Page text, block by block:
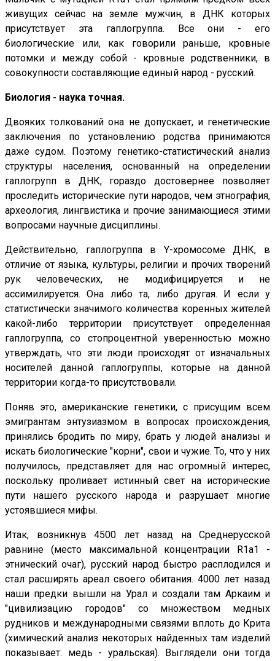
живущих сейчас на земле мужчин, в ДНК которых
присутствует эта гаплогруппа. Все они - его
биологические или, как говорили раньше, кровные
потомки и между собой - кровные родственники, в
совокупности составляющие единый народ - русский.
Биология - наука точная.
Двояких толкований она не допускает, и генетические
заключения по установлению родства принимаются
даже судом. Поэтому генетико-статистический анализ
структуры населения, основанный на определении
гаплогрупп в ДНК, гораздо достовернее позволяет
проследить исторические пути народов, чем этнография,
археология, лингвистика и прочие занимающиеся этими
вопросами научные дисциплины.
Действительно, гаплогруппа в Y-хромосоме ДНК, в
отличие от языка, культуры, религии и прочих творений
рук человеческих, не модифицируется и не
ассимилируется. Она либо та, либо другая. И если у
статистически значимого количества коренных жителей
какой-либо территории присутствует определенная
гаплогруппа, со стопроцентной уверенностью можно
утверждать, что эти люди происходят от изначальных
носителей данной гаплогруппы, которые на данной
территории когда-то присутствовали.
Поняв это, американские генетики, с присущим всем
эмигрантам энтузиазмом в вопросах происхождения,
принялись бродить по миру, брать у людей анализы и
искать биологические "корни", свои и чужие. То, что у них
получилось, представляет для нас огромный интерес,
поскольку проливает истинный свет на исторические
пути нашего русского народа и разрушает многие
устоявшиеся мифы.
Итак, возникнув 4500 лет назад на Среднерусской
равнине (место максимальной концентрации R1a1 -
этнический очаг), русский народ быстро расплодился и
стал расширять ареал своего обитания. 4000 лет назад
наши предки вышли на Урал и создали там Аркаим и
"цивилизацию городов" со множеством медных
рудников и международными связями вплоть до Крита
(химический анализ некоторых найденных там изделий
показывает: медь - уральская). Выглядели они тогда